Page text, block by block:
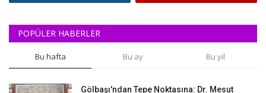
POPÜLER HABERLER
Bu hafta Bu ay Bu yıl
Gölbaşı'ndan Tepe Noktasına: Dr. Mesut